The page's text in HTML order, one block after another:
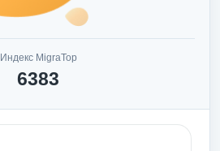
Индекс MigraTop
6383